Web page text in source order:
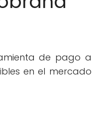
de pago a
en el mercado